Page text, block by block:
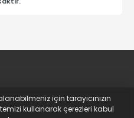
için tarayıcınızın
kullanarak çerezleri kabul